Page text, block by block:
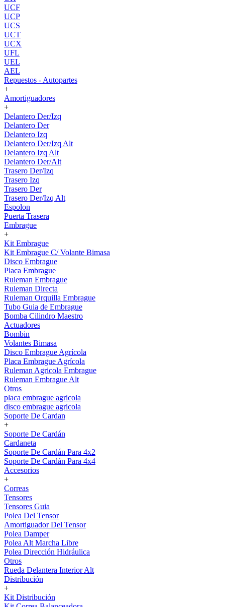
UCF
UCP
UCS
UCT
UCX
UFL
UEL
AEL
Repuestos - Autopartes
+
Amortiguadores
+
Delantero Der/Izq
Delantero Der
Delantero Izq
Delantero Der/Izq Alt
Delantero Izq Alt
Delantero Der/Alt
Trasero Der/Izq
Trasero Izq
Trasero Der
Trasero Der/Izq Alt
Espolon
Puerta Trasera
Embrague
+
Kit Embrague
Kit Embrague C/ Volante Bimasa
Disco Embrague
Placa Embrague
Ruleman Embrague
Ruleman Directa
Ruleman Orquilla Embrague
Tubo Guia de Embrague
Bomba Cilindro Maestro
Actuadores
Bombin
Volantes Bimasa
Disco Embrague Agrícola
Placa Embrague Agrícola
Ruleman Agricola Embrague
Ruleman Embrague Alt
Otros
placa embrague agricola
disco embrague agricola
Soporte De Cardan
+
Soporte De Cardán
Cardaneta
Soporte De Cardán Para 4x2
Soporte De Cardán Para 4x4
Accesorios
+
Correas
Tensores
Tensores Guia
Polea Del Tensor
Amortiguador Del Tensor
Polea Damper
Polea Alt Marcha Libre
Polea Dirección Hidráulica
Otros
Rueda Delantera Interior Alt
Distribución
+
Kit Distribución